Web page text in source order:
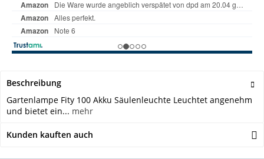
Beschreibung
Gartenlampe Fity 100 Akku Säulenleuchte Leuchtet angenehm
und bietet ein... mehr
Kunden kauften auch